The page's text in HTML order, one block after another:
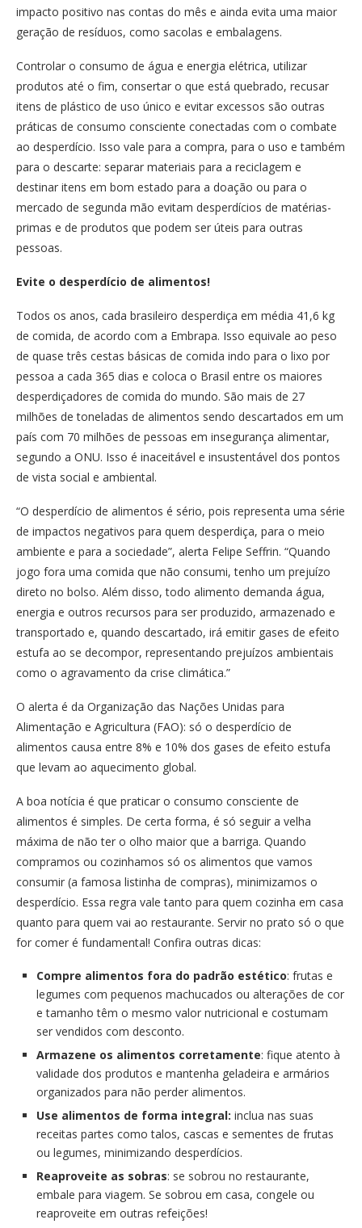
impacto positivo nas contas do mês e ainda evita uma maior
geração de resíduos, como sacolas e embalagens.
Controlar o consumo de água e energia elétrica, utilizar
produtos até o fim, consertar o que está quebrado, recusar
itens de plástico de uso único e evitar excessos são outras
práticas de consumo consciente conectadas com o combate
ao desperdício. Isso vale para a compra, para o uso e também
para o descarte: separar materiais para a reciclagem e
destinar itens em bom estado para a doação ou para o
mercado de segunda mão evitam desperdícios de matérias-
primas e de produtos que podem ser úteis para outras
pessoas.
Evite o desperdício de alimentos!
Todos os anos, cada brasileiro desperdiça em média 41,6 kg
de comida, de acordo com a Embrapa. Isso equivale ao peso
de quase três cestas básicas de comida indo para o lixo por
pessoa a cada 365 dias e coloca o Brasil entre os maiores
desperdiçadores de comida do mundo. São mais de 27
milhões de toneladas de alimentos sendo descartados em um
país com 70 milhões de pessoas em insegurança alimentar,
segundo a ONU. Isso é inaceitável e insustentável dos pontos
de vista social e ambiental.
“O desperdício de alimentos é sério, pois representa uma série
de impactos negativos para quem desperdiça, para o meio
ambiente e para a sociedade”, alerta Felipe Seffrin. “Quando
jogo fora uma comida que não consumi, tenho um prejuízo
direto no bolso. Além disso, todo alimento demanda água,
energia e outros recursos para ser produzido, armazenado e
transportado e, quando descartado, irá emitir gases de efeito
estufa ao se decompor, representando prejuízos ambientais
como o agravamento da crise climática.”
O alerta é da Organização das Nações Unidas para
Alimentação e Agricultura (FAO): só o desperdício de
alimentos causa entre 8% e 10% dos gases de efeito estufa
que levam ao aquecimento global.
A boa notícia é que praticar o consumo consciente de
alimentos é simples. De certa forma, é só seguir a velha
máxima de não ter o olho maior que a barriga. Quando
compramos ou cozinhamos só os alimentos que vamos
consumir (a famosa listinha de compras), minimizamos o
desperdício. Essa regra vale tanto para quem cozinha em casa
quanto para quem vai ao restaurante. Servir no prato só o que
for comer é fundamental! Confira outras dicas:
Compre alimentos fora do padrão estético: frutas e
legumes com pequenos machucados ou alterações de cor
e tamanho têm o mesmo valor nutricional e costumam
ser vendidos com desconto.
Armazene os alimentos corretamente: fique atento à
validade dos produtos e mantenha geladeira e armários
organizados para não perder alimentos.
Use alimentos de forma integral: inclua nas suas
receitas partes como talos, cascas e sementes de frutas
ou legumes, minimizando desperdícios.
Reaproveite as sobras: se sobrou no restaurante,
embale para viagem. Se sobrou em casa, congele ou
reaproveite em outras refeições!